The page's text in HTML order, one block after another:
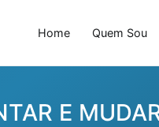
Home Quem Sou
E